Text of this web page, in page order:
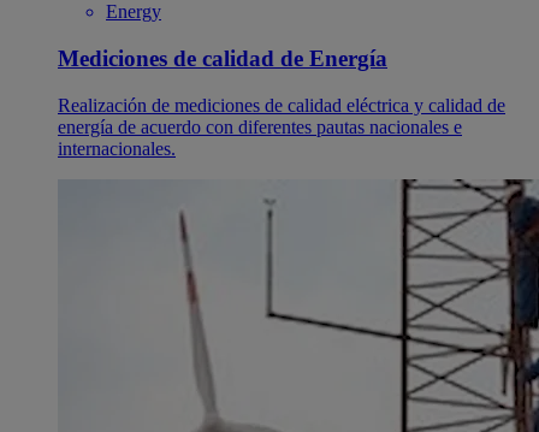
Energy
Mediciones de calidad de Energía
Realización de mediciones de calidad eléctrica y calidad de
energía de acuerdo con diferentes pautas nacionales e
internacionales.